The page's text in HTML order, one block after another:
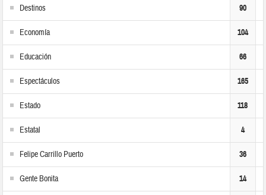
Destinos 90
Economía 104
Educación 66
Espectáculos 165
Estado 118
Estatal 4
Felipe Carrillo Puerto 36
Gente Bonita 14